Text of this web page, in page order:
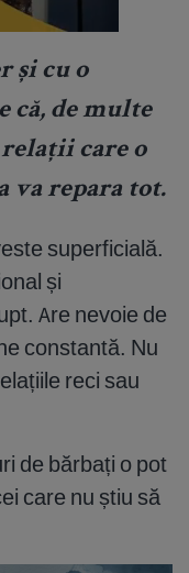
și cu o
că, de multe
care o
va repara tot.
superficială.
și
Are nevoie de
constantă. Nu
reci sau
de bărbați o pot
care nu știu să